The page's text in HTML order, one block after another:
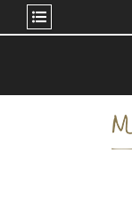
content